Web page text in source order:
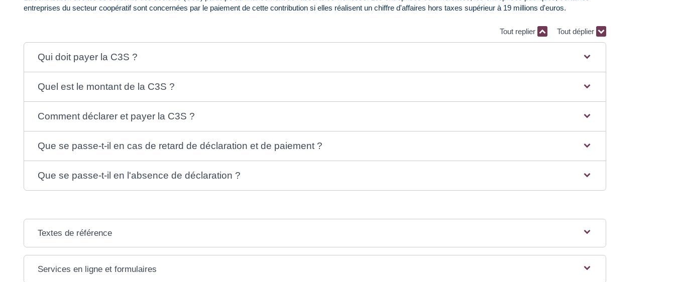
entreprises du secteur coopératif sont concernées par le paiement de cette contribution si elles réalisent un chiffre d'affaires hors taxes supérieur à 19 millions d'euros.
Tout replier Tout déplier
Qui doit payer la C3S ?
Quel est le montant de la C3S ?
Comment déclarer et payer la C3S ?
Que se passe-t-il en cas de retard de déclaration et de paiement ?
Que se passe-t-il en l'absence de déclaration ?
Textes de référence
Services en ligne et formulaires